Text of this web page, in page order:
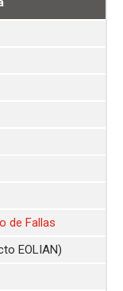
de Fallas
EOLIAN)